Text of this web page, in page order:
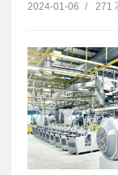
2024-01-06 / 271